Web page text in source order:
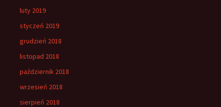
luty 2019
styczeń 2019
grudzień 2018
listopad 2018
październik 2018
wrzesień 2018
sierpień 2018